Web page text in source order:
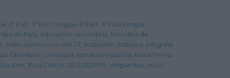
, 3º ESO, 3º ESO Lengua, 4º ESO, 4º ESO Lengua
de Plata, educación secundaria, Ernestina de
, exilio, Generación del 27, ilustración didáctica, infografía
Castellana y Literatura, literatura española, María Teresa
, Rosa Chacel, SECUNDARIA, vanguardias, visual